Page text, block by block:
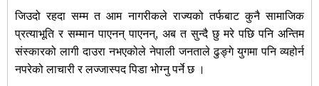
जिउदो रहदा सम्म त आम नागरीकले राज्यको तर्फबाट कुनै सामाजिक
प्रत्याभूति र सम्मान पाएनन् पाएनन्, अब त सुन्दै छु मरे पछि पनि अन्तिम
संस्कारको लागी दाउरा नभएकोले नेपाली जनताले ढुङ्गे युगमा पनि व्यहोर्न
नपरेको लाचारी र लज्जास्पद पिडा भोग्नु पर्ने छ ।